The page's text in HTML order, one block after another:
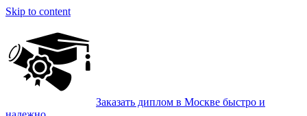
Skip to content
Заказать диплом в Москве быстро и